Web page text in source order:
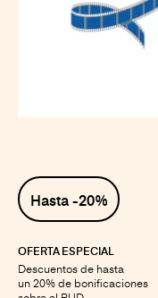
Instagram
Hasta -20%
OFERTA ESPECIAL
Descuentos de hasta
un 20% de bonificaciones